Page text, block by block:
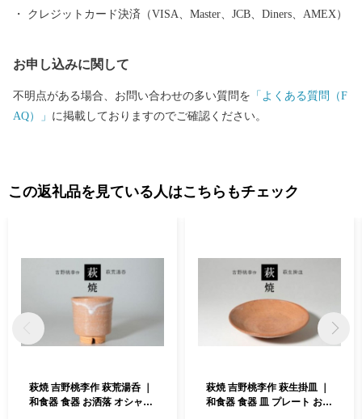
クレジットカード決済（VISA、Master、JCB、Diners、AMEX）
お申し込みに関して
不明点がある場合、お問い合わせの多い質問を 「よくある質問（F
AQ）」 に掲載しておりますのでご確認ください。
この返礼品を見ている人はこちらもチェック
萩焼 吉野桃李作 萩荒湯呑 ｜
和食器 食器 お洒落 オシャレ
萩焼 吉野桃李作 萩生掛皿 ｜
和食器 食器 皿 プレート お洒